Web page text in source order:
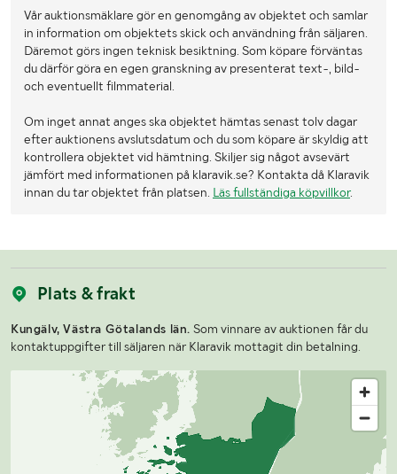
Vår auktionsmäklare gör en genomgång av objektet och samlar
in information om objektets skick och användning från säljaren.
Däremot görs ingen teknisk besiktning. Som köpare förväntas
du därför göra en egen granskning av presenterat text-, bild-
och eventuellt filmmaterial.
Om inget annat anges ska objektet hämtas senast tolv dagar
efter auktionens avslutsdatum och du som köpare är skyldig att
kontrollera objektet vid hämtning. Skiljer sig något avsevärt
jämfört med informationen på klaravik.se? Kontakta då Klaravik
innan du tar objektet från platsen. Läs fullständiga köpvillkor.
Plats & frakt
Kungälv, Västra Götalands län. Som vinnare av auktionen får du
kontaktuppgifter till säljaren när Klaravik mottagit din betalning.